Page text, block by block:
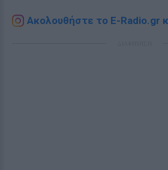
Ακολουθήστε το E-Radio.gr